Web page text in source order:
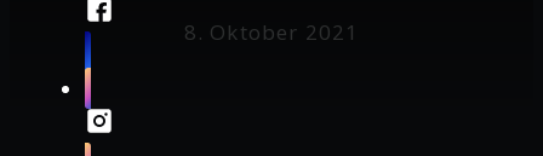
8. Oktober 2021